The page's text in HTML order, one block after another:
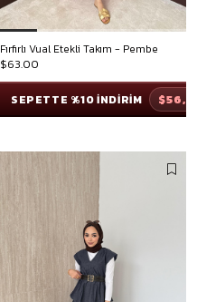
Fırfırlı Vual Etekli Takım - Pembe
$63.00
SEPETTE %10 İNDİRİM